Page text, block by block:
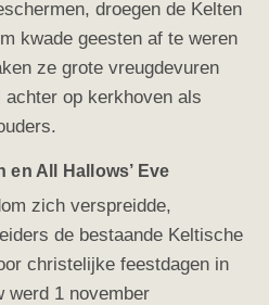
droegen de Kelten
kwade geesten af te weren
ze grote vreugdevuren
op kerkhoven als
All Hallows’ Eve
zich verspreidde,
de bestaande Keltische
christelijke feestdagen in
werd 1 november